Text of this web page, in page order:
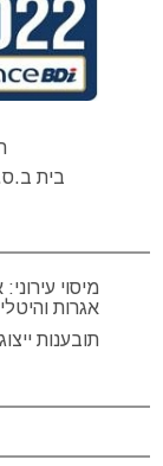
בית ב.ס.ר 1 דרך בן גוריון 2, רמת
מיסוי
אגרות
תובענות